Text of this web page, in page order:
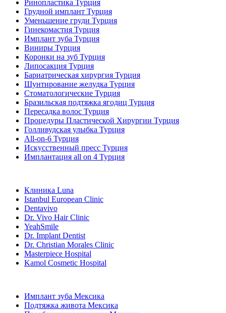
Ринопластика Турция
Грудной имплант Турция
Уменьшение груди Турция
Гинекомастия Турция
Имплант зуба Турция
Виниры Турция
Коронки на зуб Турция
Липосакция Турция
Бариатрическая хирургия Турция
Шунтирование желудка Турция
Стоматологические Турция
Бразильская подтяжка ягодиц Турция
Пересадка волос Турция
Процедуры Пластической Хирургии Турция
Голливудская улыбка Турция
All-on-6 Турция
Искусственный пресс Турция
Имплантация all on 4 Турция
Клиника Luna
Istanbul European Clinic
Dentavivo
Dr. Vivo Hair Clinic
YeahSmile
Dr. Implant Dentist
Dr. Christian Morales Clinic
Masterpiece Hospital
Kamol Cosmetic Hospital
Имплант зуба Мексика
Подтяжка живота Мексика